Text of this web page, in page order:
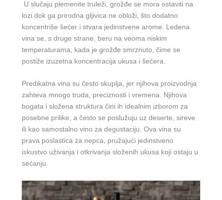
U slučaju plemenite truleži, grožđe se mora ostaviti na
lozi dok ga prirodna gljivica ne obloži, što dodatno
koncentriše šećer i stvara jedinstvene arome. Ledena
vina se, s druge strane, beru na veoma niskim
temperaturama, kada je grožđe smrznuto, čime se
postiže izuzetna koncentracija ukusa i šećera.
Predikatna vina su često skuplja, jer njihova proizvodnja
zahteva mnogo truda, preciznosti i vremena. Njihova
bogata i složena struktura čini ih idealnim izborom za
posebne prilike, a često se poslužuju uz deserte, sireve
ili kao samostalno vino za degustaciju. Ova vina su
prava poslastica za nepca, pružajući jedinstveno
iskustvo uživanja i otkrivanja složenih ukusa koji ostaju u
sećanju.